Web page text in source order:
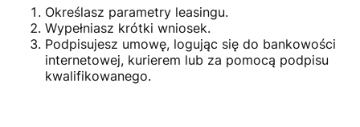
Określasz parametry leasingu.
Wypełniasz krótki wniosek.
Podpisujesz umowę, logując się do bankowości
internetowej, kurierem lub za pomocą podpisu
kwalifikowanego.